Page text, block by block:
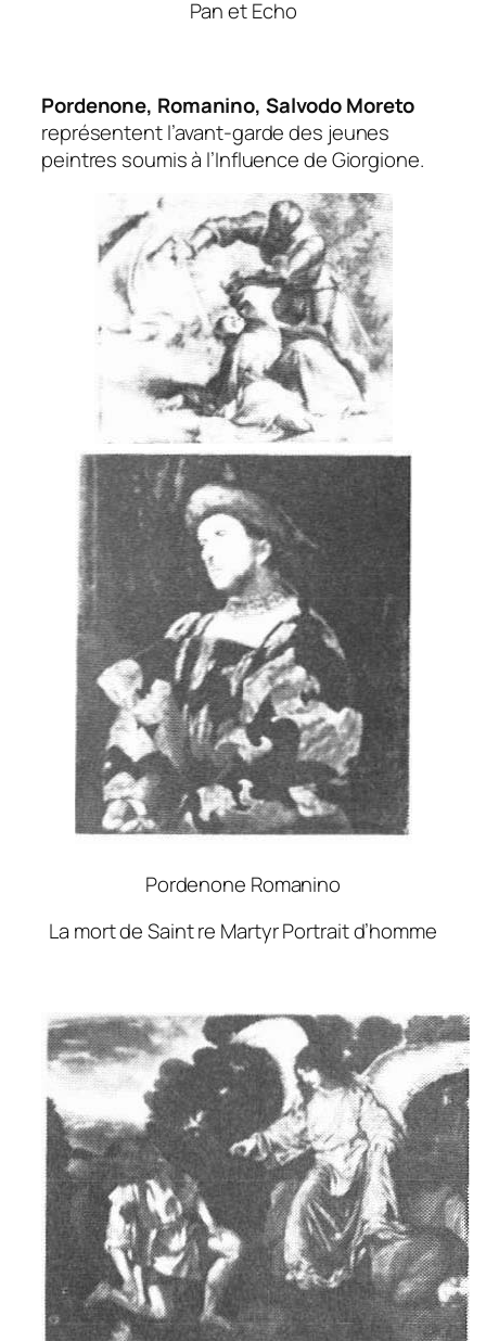
Pan et Echo
Pordenone, Romanino, Salvodo Moreto
représentent l’avant-garde des jeunes
peintres soumis à l’Influence de Giorgione.
Pordenone Romanino
La mort de Saint re Martyr Portrait d’homme